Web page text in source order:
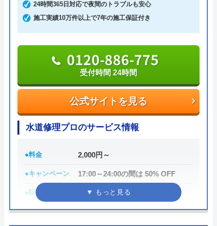
公式サイトを見る
0291-37-2264
AQUA
代表者 井川千春
所在地
〒311-1401
茨城県鉾田市箕輪1696-4
対応エリア
24時間365日対応で夜間のトラブルも安心
施工実績10万件以上で7年の施工保証付き
公式サイトを見る
0120-886-775
受付時間 24時間
水道修理プロのサービス情報
●料金 2,000円～
●キャンペーン 17:00～24:00の間は 50% OFF
●駆けつけ時間 最短10分
●受付時間 24時間